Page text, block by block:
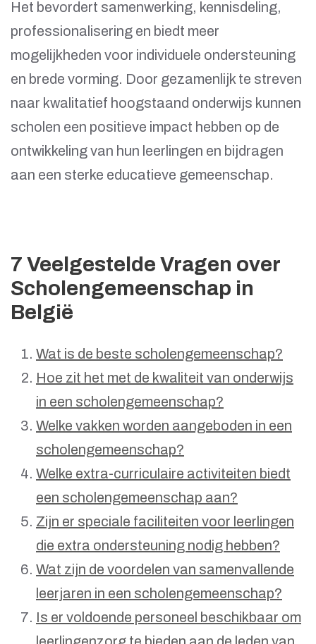
Het bevordert samenwerking, kennisdeling,
professionalisering en biedt meer
mogelijkheden voor individuele ondersteuning
en brede vorming. Door gezamenlijk te streven
naar kwalitatief hoogstaand onderwijs kunnen
scholen een positieve impact hebben op de
ontwikkeling van hun leerlingen en bijdragen
aan een sterke educatieve gemeenschap.
7 Veelgestelde Vragen over
Scholengemeenschap in
België
Wat is de beste scholengemeenschap?
Hoe zit het met de kwaliteit van onderwijs
in een scholengemeenschap?
Welke vakken worden aangeboden in een
scholengemeenschap?
Welke extra-curriculaire activiteiten biedt
een scholengemeenschap aan?
Zijn er speciale faciliteiten voor leerlingen
die extra ondersteuning nodig hebben?
Wat zijn de voordelen van samenvallende
leerjaren in een scholengemeenschap?
Is er voldoende personeel beschikbaar om